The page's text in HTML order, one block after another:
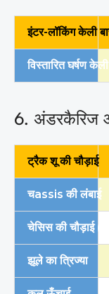
इंटर-लॉकिंग केली
विस्तारित घर्षण
6. अंडरकैरिज
ट्रैक शू की चौड़ाई
चassis की लंबाई
चेसिस की चौड़ाई
झूले का त्रिज्या